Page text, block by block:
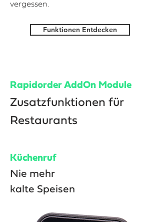
vergessen.
Funktionen Entdecken
Rapidorder AddOn Module
Zusatzfunktionen für
Restaurants
Küchenruf
Nie mehr
kalte Speisen